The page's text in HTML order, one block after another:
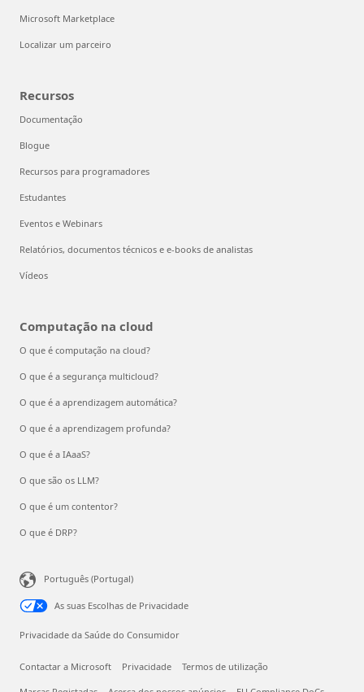
Microsoft Marketplace
Localizar um parceiro
Recursos
Documentação
Blogue
Recursos para programadores
Estudantes
Eventos e Webinars
Relatórios, documentos técnicos e e-books de analistas
Vídeos
Computação na cloud
O que é computação na cloud?
O que é a segurança multicloud?
O que é a aprendizagem automática?
O que é a aprendizagem profunda?
O que é a IAaaS?
O que são os LLM?
O que é um contentor?
O que é DRP?
Português (Portugal)
As suas Escolhas de Privacidade
Privacidade da Saúde do Consumidor
Contactar a Microsoft Privacidade Termos de utilização